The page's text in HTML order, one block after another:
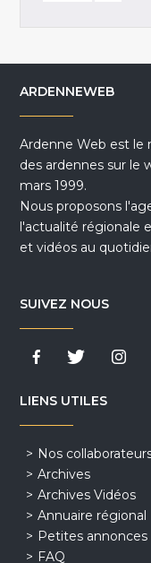
ARDENNEWEB
Ardenne Web est le
des ardennes sur le
mars 1999.
Nous proposons
l'actualité régionale
et vidéos au
SUIVEZ NOUS
LIENS UTILES
Nos
Archives
Archives Vidéos
Annuaire régional
Petites annonces
FAQ